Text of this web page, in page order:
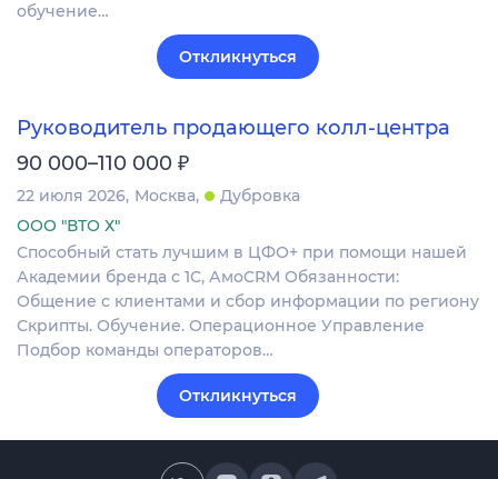
обучение…
Откликнуться
Руководитель продающего колл-центра
90 000–110 000 ₽
22 июля 2026 Москва
Дубровка
ООО "ВТО Х"
Способный стать лучшим в ЦФО+ при помощи нашей
Академии бренда с 1С, АмоCRM Обязанности:
Общение с клиентами и сбор информации по региону
Скрипты. Обучение. Операционное Управление
Подбор команды операторов…
Откликнуться